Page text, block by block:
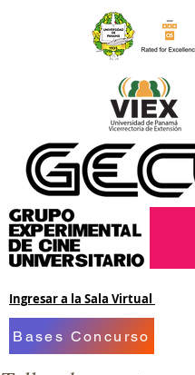
Ingresar a la Sala Virtual
Bases Concurso